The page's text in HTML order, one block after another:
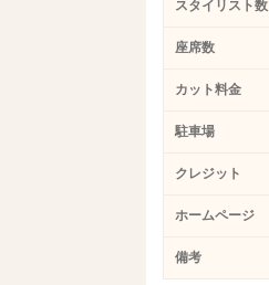
スタイリスト数
座席数
カット料金
駐車場
クレジット
ホームページ
備考